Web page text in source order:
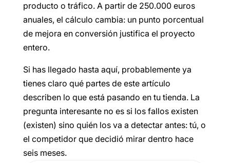
producto o tráfico. A partir de 250.000 euros
anuales, el cálculo cambia: un punto porcentual
de mejora en conversión justifica el proyecto
entero.
Si has llegado hasta aquí, probablemente ya
tienes claro qué partes de este artículo
describen lo que está pasando en tu tienda. La
pregunta interesante no es si los fallos existen
(existen) sino quién los va a detectar antes: tú, o
el competidor que decidió mirar dentro hace
seis meses.